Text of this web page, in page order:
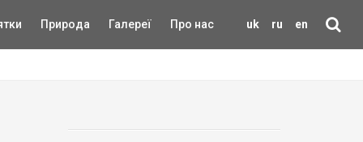
uk ru en
Природа Галереї Про нас